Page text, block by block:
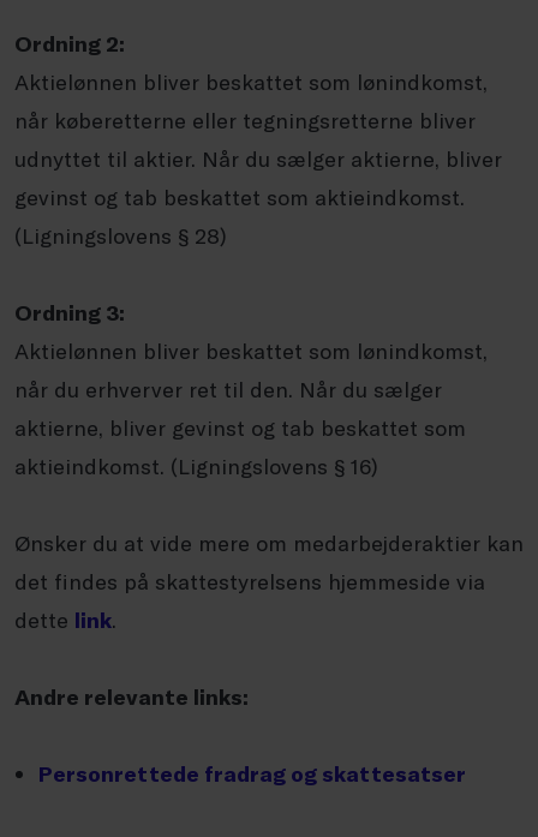
Ordning 2:
Aktielønnen bliver beskattet som lønindkomst,
når køberetterne eller tegningsretterne bliver
udnyttet til aktier. Når du sælger aktierne, bliver
gevinst og tab beskattet som aktieindkomst.
(Ligningslovens § 28)
Ordning 3:
Aktielønnen bliver beskattet som lønindkomst,
når du erhverver ret til den. Når du sælger
aktierne, bliver gevinst og tab beskattet som
aktieindkomst. (Ligningslovens § 16)
Ønsker du at vide mere om medarbejderaktier kan
det findes på skattestyrelsens hjemmeside via
dette link.
Andre relevante links:
Personrettede fradrag og skattesatser